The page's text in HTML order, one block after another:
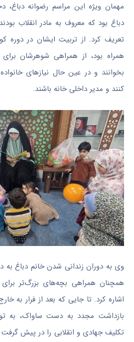
مهمان ویژه این مراسم رضوانه دباغ،
دباغ بود که معروف به مادر انقلاب
تعریف کرد. از تربیت ایشان در دوره
همراه بود، از همراهی شوهرشان
بخوانند و در عین حال نیازهای
کنند و مدیر داخلی خانه باشند.
وی به دوران زندانی شدن خانم دباغ
همچنان همراهی بچه‌های بزرگ‌تر
اشاره کرد. تا جایی که بعد از فرار به
بازداشت مجدد به دست ساواک، به
تکلیف جهادی و انقلابی را در پیش گرفت